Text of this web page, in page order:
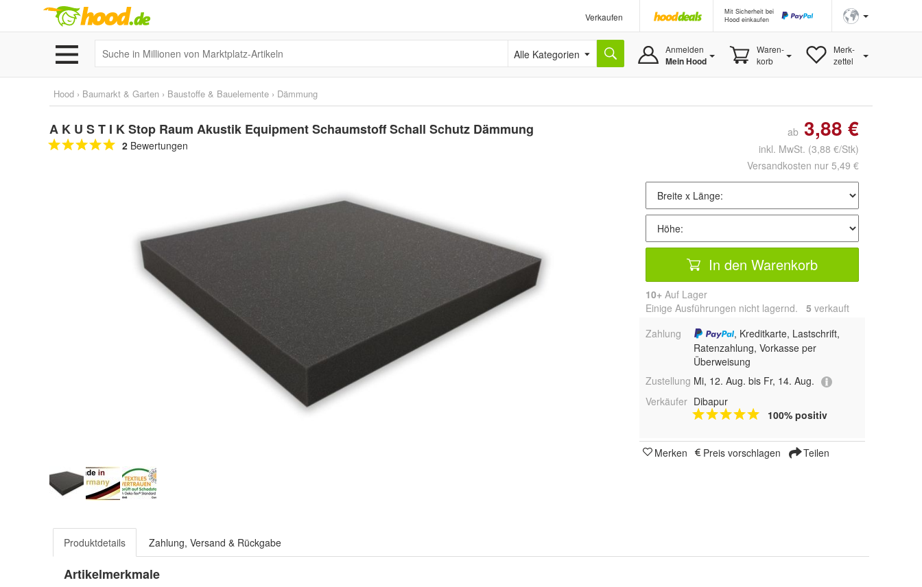
Verkaufen
Mit Sicherheit bei
Hood einkaufen
Alle Kategorien Anmelden
Mein Hood
Waren-
korb
Merk-
zettel
Hood › Baumarkt & Garten › Baustoffe & Bauelemente › Dämmung
A K U S T I K Stop Raum Akustik Equipment Schaumstoff Schall Schutz Dämmung
2 Bewertungen
ab 3,88 €
inkl. MwSt. (3,88 €/Stk)
Versandkosten nur 5,49 €
In den Warenkorb
10+ Auf Lager
Einige Ausführungen nicht lagernd. 5 verkauft
Zahlung
, Kreditkarte, Lastschrift,
Ratenzahlung, Vorkasse per
Überweisung
Zustellung Mi, 12. Aug. bis Fr, 14. Aug.
Verkäufer Dibapur
100% positiv
Merken Preis vorschlagen Teilen
Produktdetails Zahlung, Versand & Rückgabe
Artikelmerkmale